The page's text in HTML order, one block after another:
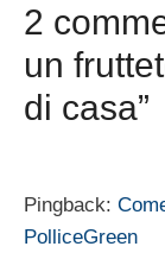
2
un
di casa”
Pingback:
PolliceGreen